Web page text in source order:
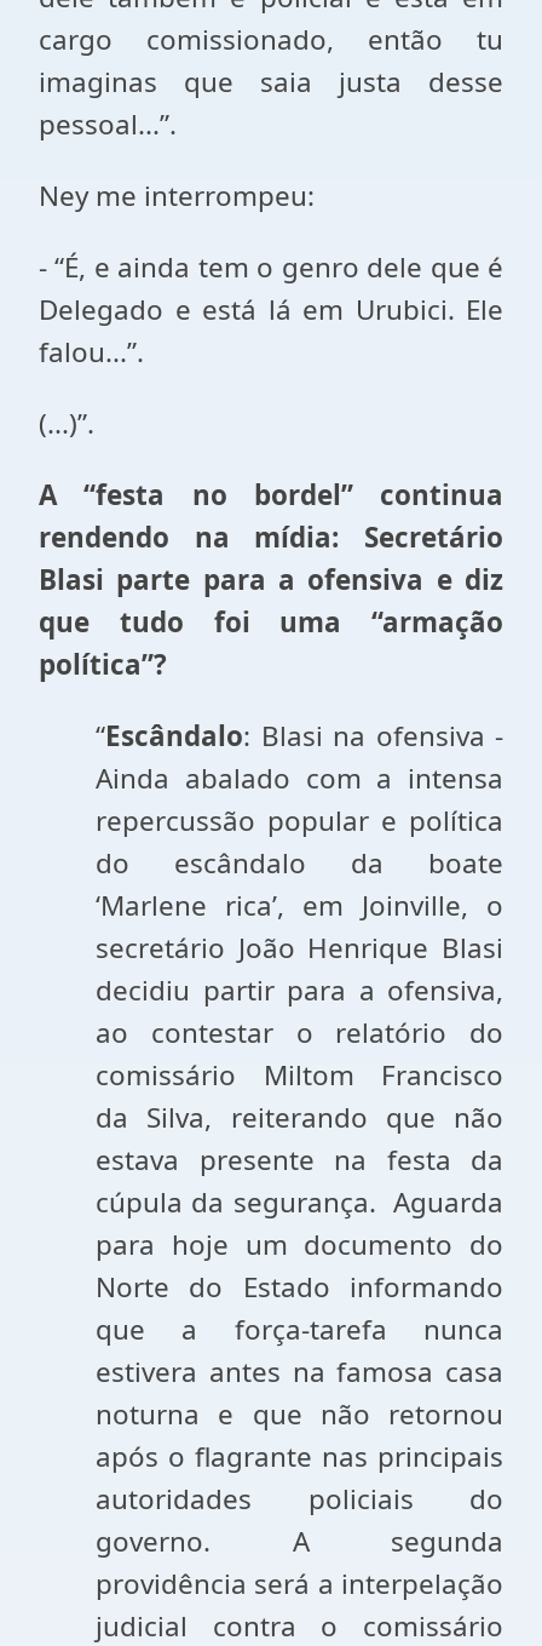
cargo comissionado, então tu
imaginas que saia justa desse
pessoal...”.
Ney me interrompeu:
- “É, e ainda tem o genro dele que é
Delegado e está lá em Urubici. Ele
falou...”.
(...)”.
A “festa no bordel” continua
rendendo na mídia: Secretário
Blasi parte para a ofensiva e diz
que tudo foi uma “armação
política”?
“Escândalo: Blasi na ofensiva -
Ainda abalado com a intensa
repercussão popular e política
do escândalo da boate
‘Marlene rica’, em Joinville, o
secretário João Henrique Blasi
decidiu partir para a ofensiva,
ao contestar o relatório do
comissário Miltom Francisco
da Silva, reiterando que não
estava presente na festa da
cúpula da segurança. Aguarda
para hoje um documento do
Norte do Estado informando
que a força-tarefa nunca
estivera antes na famosa casa
noturna e que não retornou
após o flagrante nas principais
autoridades policiais do
governo. A segunda
providência será a interpelação
judicial contra o comissário